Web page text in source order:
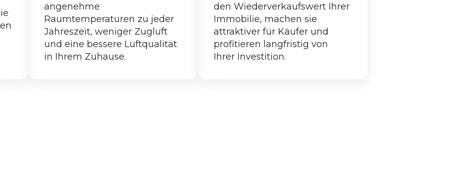
angenehme
Raumtemperaturen zu jeder
Jahreszeit, weniger Zugluft
und eine bessere Luftqualität
in Ihrem Zuhause.
den Wiederverkaufswert Ihrer
Immobilie, machen sie
attraktiver für Käufer und
profitieren langfristig von
Ihrer Investition.